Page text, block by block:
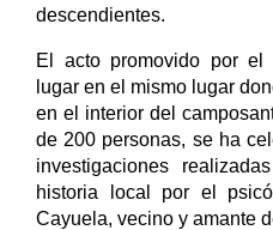
descendientes.
El acto promovido por el
lugar en el mismo lugar
en el interior del
de 200 personas, se ha
investigaciones
historia local por el
Cayuela, vecino y amante